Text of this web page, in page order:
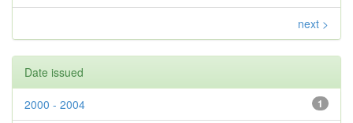
next >
Date issued
1
2000 - 2004